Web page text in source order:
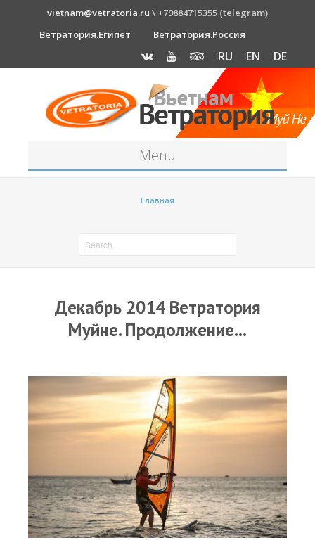
vietnam@vetratoria.ru \ +79884715355 (telegram)
Ветратория.Египет
Ветратория.Россия
RU EN DE
Menu
Новости
Медиа
Фото
Видео
Места катания
Наши станции
Ветратория.Дахаб
Главная
Декабрь 2014 Ветратория
Муйне. Продолжение...